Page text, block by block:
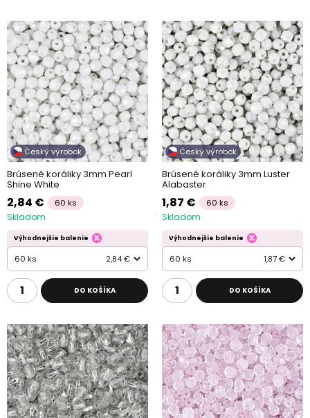
Český výrobok
Brúsené koráliky 3mm Pearl
Shine White
2,84 € 60 ks
Skladom
Výhodnejšie balenie
60 ks 2,84 €
DO KOŠÍKA
Český výrobok
Brúsené koráliky 3mm Luster
Alabaster
1,87 € 60 ks
Skladom
Výhodnejšie balenie
60 ks 1,87 €
DO KOŠÍKA